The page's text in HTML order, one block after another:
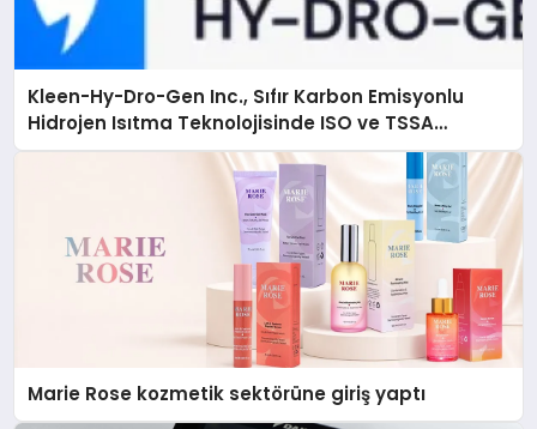
Kleen-Hy-Dro-Gen Inc., Sıfır Karbon Emisyonlu
Hidrojen Isıtma Teknolojisinde ISO ve TSSA
Düzenleyici Onaylarını Aldı
Marie Rose kozmetik sektörüne giriş yaptı